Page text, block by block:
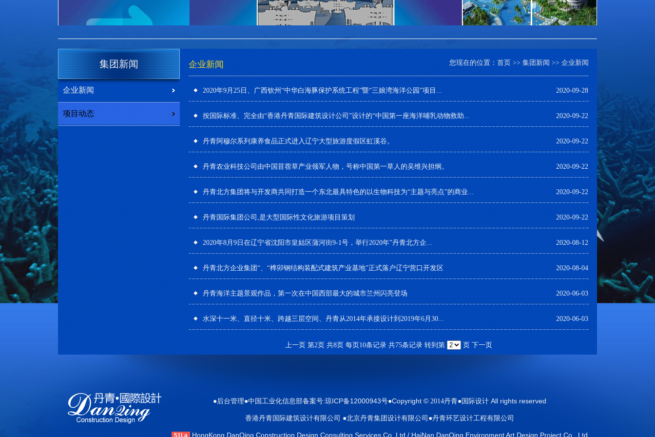
集团新闻
企业新闻
项目动态
企业新闻 您现在的位置：首页>>集团新闻>>企业新闻
2020年9月25日、广西钦州“中华白海豚保护系统工程”暨“三娘湾海洋公园”项目... 2020-09-28
按国际标准、完全由“香港丹青国际建筑设计公司”设计的“中国第一座海洋哺乳动物救助... 2020-09-22
丹青阿穆尔系列康养食品正式进入辽宁大型旅游度假区虹溪谷。 2020-09-22
丹青农业科技公司由中国苜蓿草产业领军人物，号称中国第一草人的吴维兴担纲。 2020-09-22
丹青北方集团将与开发商共同打造一个东北最具特色的以生物科技为“主题与亮点”的商业... 2020-09-22
丹青国际集团公司,是大型国际性文化旅游项目策划 2020-09-22
2020年8月9日在辽宁省沈阳市皇姑区蒲河街9-1号，举行2020年”丹青北方企... 2020-08-12
丹青北方企业集团“、“榫卯钢结构装配式建筑产业基地”正式落户辽宁营口开发区 2020-08-04
丹青海洋主题景观作品，第一次在中国西部最大的城市兰州闪亮登场 2020-06-03
水深十一米、直径十米、跨越三层空间、丹青从2014年承接设计到2019年6月30... 2020-06-03
上一页第2页 共8页 每页10条记录 共75条记录 转到第 页下一页
●后台管理●中国工业化信息部备案号:琼ICP备12000943号●Copyright © 2014丹青●国际设计All rights reserved
香港丹青国际建筑设计有限公司 ●北京丹青集团设计有限公司●丹青环艺设计工程有限公司
51La HongKong DanQing Construction Design Consulting Services Co.,Ltd / HaiNan DanQing Environment Art Design Project Co., Ltd